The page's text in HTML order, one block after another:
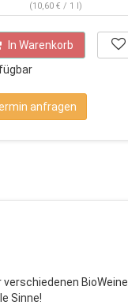
(10,60 € / 1 l)
In Warenkorb
anfragen
BioWeine
Sinne!